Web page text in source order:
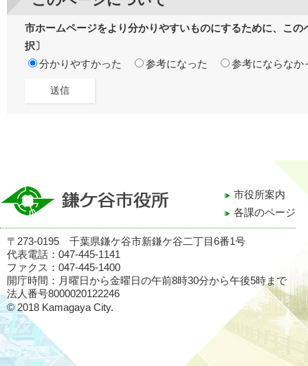
市ホームページをより分かりやすいものにするために、こ
択〕
分かりやすかった
参考になった 参考にならなか
市役所案内
各課のページ
〒273-0195 千葉県鎌ケ谷市新鎌ケ谷二丁目6番1号
代表電話：047-445-1141
ファクス：047-445-1400
開庁時間：月曜日から金曜日の午前8時30分から午後5時まで
法人番号8000020122246
© 2018 Kamagaya City.